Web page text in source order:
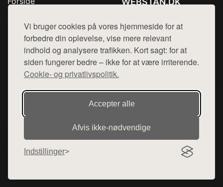
Vi bruger cookies på vores hjemmeside for at
forbedre din oplevelse, vise mere relevant
indhold og analysere trafikken. Kort sagt: for at
siden fungerer bedre – ikke for at være irriterende.
Cookie- og privatlivspolitik.
Accepter alle
Afvis ikke‑nødvendige
Indstillinger
Top Rabatter
Blog
Kontakt
Mail: hej@want.dk
Cookie- og privatlivspolitik
Denne side er en del af want.dk, der udgiver en række
hjemmesider med præsentation af forskellige produkter fra
diverse webshops. Der sælges ikke varer fra denne side - vi
varerne på lager.